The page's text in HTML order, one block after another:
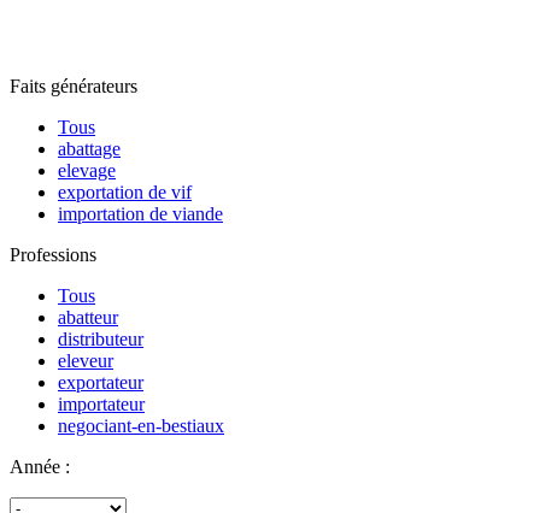
Faits générateurs
Tous
abattage
elevage
exportation de vif
importation de viande
Professions
Tous
abatteur
distributeur
eleveur
exportateur
importateur
negociant-en-bestiaux
Année :